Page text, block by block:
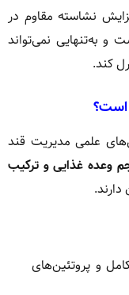
نشاسته مقاوم در
و به‌تنهایی نمی‌تواند
کند.
است؟
علمی مدیریت قند
وعده غذایی و ترکیب
و پروتئین‌های